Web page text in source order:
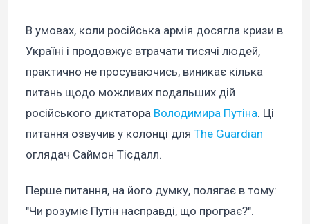
В умовах, коли російська армія досягла кризи в
Україні і продовжує втрачати тисячі людей,
практично не просуваючись, виникає кілька
питань щодо можливих подальших дій
російського диктатора Володимира Путіна. Ці
питання озвучив у колонці для The Guardian
оглядач Саймон Тісдалл.
Перше питання, на його думку, полягає в тому:
"Чи розуміє Путін насправді, що програє?".